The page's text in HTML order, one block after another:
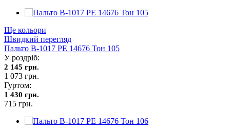
Ще кольори
Швидкий перегляд
Пальто В-1017 PE 14676 Тон 105
У роздріб:
2 145 грн.
1 073 грн.
Гуртом:
1 430 грн.
715 грн.